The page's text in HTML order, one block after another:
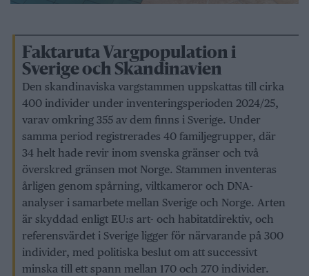
Faktaruta Vargpopulation i
Sverige och Skandinavien
Den skandinaviska vargstammen uppskattas till cirka
400 individer under inventeringsperioden 2024/25,
varav omkring 355 av dem finns i Sverige. Under
samma period registrerades 40 familjegrupper, där
34 helt hade revir inom svenska gränser och två
överskred gränsen mot Norge. Stammen inventeras
årligen genom spårning, viltkameror och DNA-
analyser i samarbete mellan Sverige och Norge. Arten
är skyddad enligt EU:s art- och habitatdirektiv, och
referensvärdet i Sverige ligger för närvarande på 300
individer, med politiska beslut om att successivt
minska till ett spann mellan 170 och 270 individer.